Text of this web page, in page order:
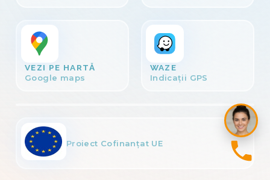
VEZI PE HARTĂ
Google maps
WAZE
Indicații GPS
Proiect Cofinanțat UE
PLOIEȘTI